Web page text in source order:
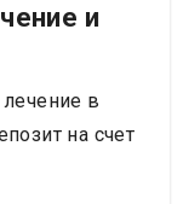
и
в
на счет